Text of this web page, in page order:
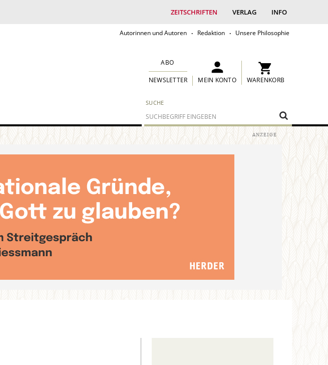
ZEITSCHRIFTEN VERLAG INFO
Autorinnen und Autoren Redaktion Unsere Philosophie
SUCHE
ABO
NEWSLETTER MEIN KONTO WARENKORB